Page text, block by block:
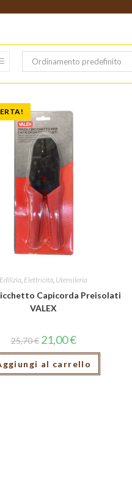
Ordinamento predefinito
Edilizia Elettricità Utensileria
Capicorda Preisolati
VALEX
25,70€ 21,00€
al carrello